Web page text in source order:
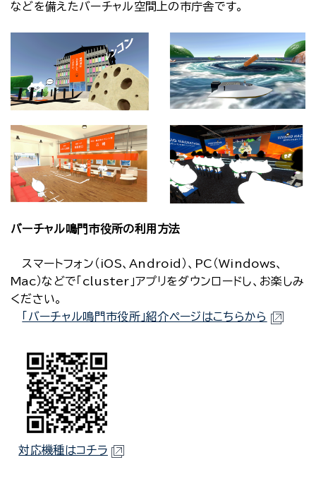
などを備えたバーチャル空間上の市庁舎です。
バーチャル鳴門市役所の利用方法
スマートフォン（iOS、Android）、PC（Windows、
Mac）などで「cluster」アプリをダウンロードし、お楽しみ
ください。
「バーチャル鳴門市役所」紹介ページはこちらから
対応機種はコチラ